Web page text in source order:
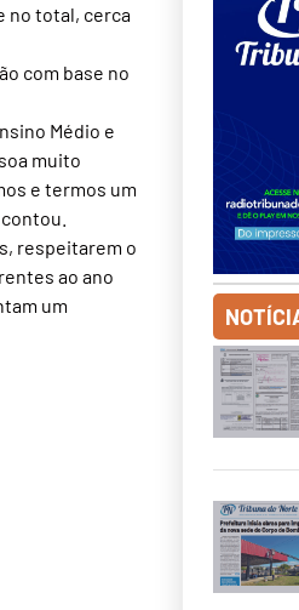
no total, cerca
com base no
Médio e
muito
e termos um
respeitarem o
ao ano
um